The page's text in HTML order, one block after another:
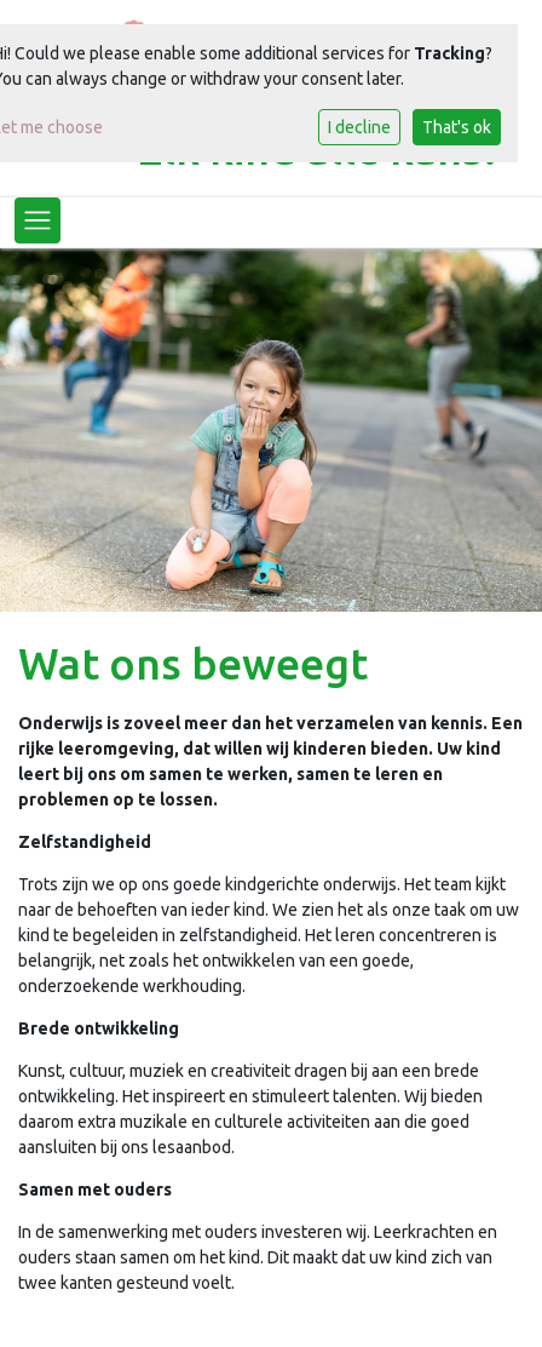
Elk kind alle kans!
Toggle navigation
Wat ons beweegt
Onderwijs is zoveel meer dan het verzamelen van kennis. Een
rijke leeromgeving, dat willen wij kinderen bieden. Uw kind
leert bij ons om samen te werken, samen te leren en
problemen op te lossen.
Zelfstandigheid
Trots zijn we op ons goede kindgerichte onderwijs. Het team kijkt
naar de behoeften van ieder kind. We zien het als onze taak om uw
kind te begeleiden in zelfstandigheid. Het leren concentreren is
belangrijk, net zoals het ontwikkelen van een goede,
onderzoekende werkhouding.
Brede ontwikkeling
Kunst, cultuur, muziek en creativiteit dragen bij aan een brede
ontwikkeling. Het inspireert en stimuleert talenten. Wij bieden
daarom extra muzikale en culturele activiteiten aan die goed
aansluiten bij ons lesaanbod.
Samen met ouders
In de samenwerking met ouders investeren wij. Leerkrachten en
ouders staan samen om het kind. Dit maakt dat uw kind zich van
twee kanten gesteund voelt.
Could we please enable some additional services for Tracking?
can always change or withdraw your consent later.
me choose I decline That's ok